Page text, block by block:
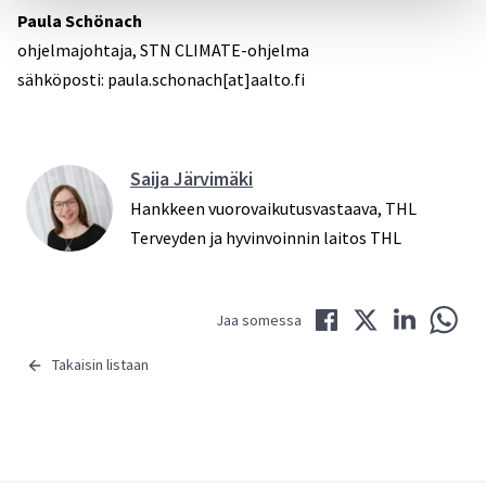
Paula Schönach
ohjelmajohtaja, STN CLIMATE-ohjelma
sähköposti: paula.schonach[at]aalto.fi
Saija Järvimäki
Hankkeen vuorovaikutusvastaava, THL
Terveyden ja hyvinvoinnin laitos THL
Takaisin listaan
Jaa somessa
Jaa Twitterissä
Jaa